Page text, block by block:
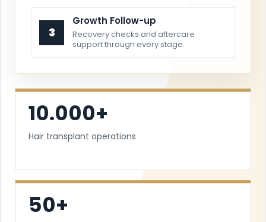
3
Growth Follow-up
Recovery checks and aftercare
support through every stage.
10.000+
Hair transplant operations
50+